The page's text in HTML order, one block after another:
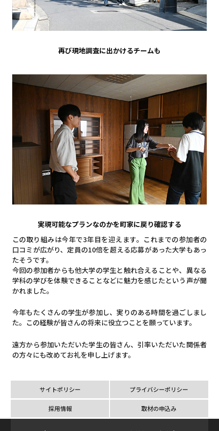
再び現地調査に出かけるチームも
実現可能なプランなのかを町家に戻り確認する
この取り組みは今年で3年目を迎えます。これまでの参加者の
口コミが広がり、定員の10倍を超える応募があった大学もあっ
たそうです。
今回の参加者からも他大学の学生と触れ合えることや、異なる
学科の学びを体験できることなどに魅力を感じたという声が聞
かれました。
今年もたくさんの学生が参加し、実りのある時間を過ごしまし
た。この経験が皆さんの将来に役立つことを願っています。
遠方から参加いただいた学生の皆さん、引率いただいた関係者
の方々にも改めてお礼を申し上げます。
サイトポリシー プライバシーポリシー
採用情報 取材の申込み